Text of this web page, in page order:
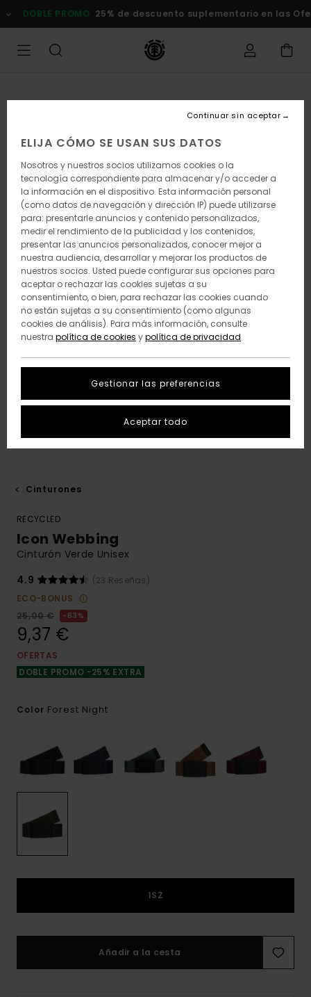
la
DOBLE PROMO 25% de descuento suplementario en las
Cinturones
RECYCLED
Icon Webbing
Cinturón Verde Unisex
4.9
(23 Reseñas)
ECO-BONUS
25,00 €
63%
9,37 €
OFERTAS
DOBLE PROMO -25% EXTRA
Color Forest Night
1SZ
Añadir a la cesta
ELIJA CÓMO SE USAN SUS DATOS
Nosotros y nuestros socios utilizamos cookies o la
tecnología correspondiente para almacenar y/o acceder a
la información en el dispositivo. Esta información personal
(como datos de navegación y dirección IP) puede utilizarse
para: presentarle anuncios y contenido personalizados,
medir el rendimiento de la publicidad y los contenidos,
presentar las anuncios personalizados, conocer mejor a
nuestra audiencia, desarrollar y mejorar los productos de
nuestros socios. Usted puede configurar sus opciones para
aceptar o rechazar las cookies sujetas a su
consentimiento, o bien, para rechazar las cookies cuando
no están sujetas a su consentimiento (como algunas
cookies de análisis). Para más información, consulte
nuestra política de cookies ypolítica de privacidad
Gestionar las preferencias
Continuar sin aceptar
Aceptar todo